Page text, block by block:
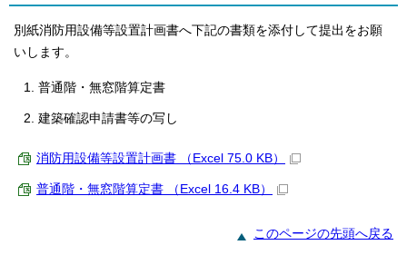
別紙消防用設備等設置計画書へ下記の書類を添付して提出をお願
いします。
普通階・無窓階算定書
建築確認申請書等の写し
消防用設備等設置計画書 （Excel 75.0 KB）
普通階・無窓階算定書 （Excel 16.4 KB）
このページの先頭へ戻る